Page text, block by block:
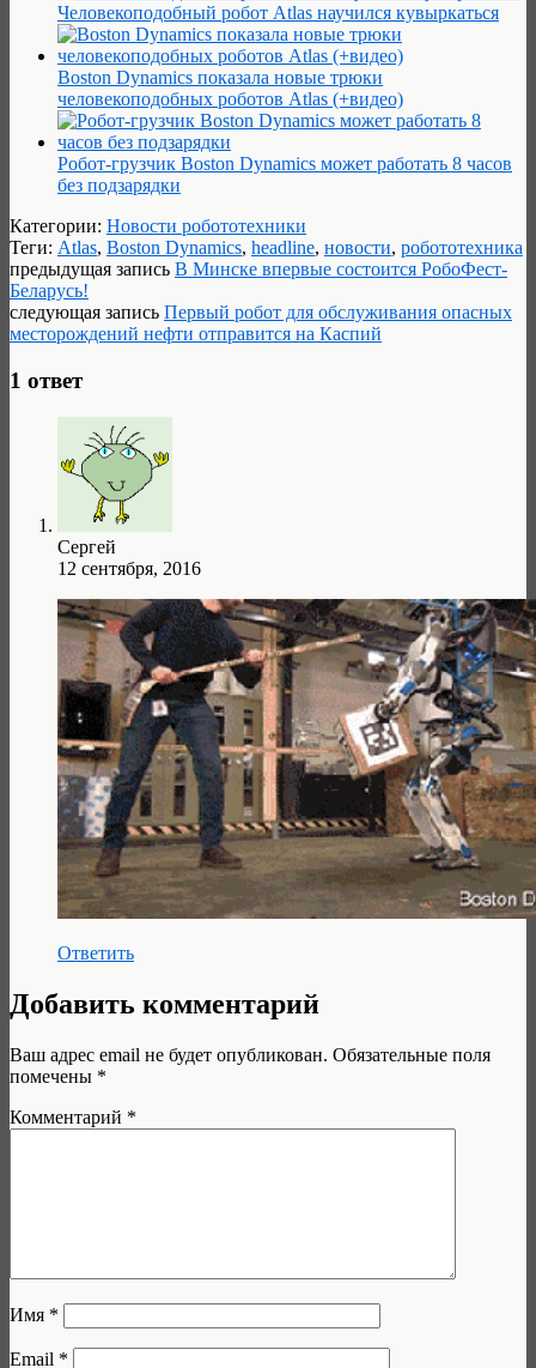
Человекоподобный робот Atlas научился кувыркаться
Boston Dynamics показала новые трюки
человекоподобных роботов Atlas (+видео)
Робот-грузчик Boston Dynamics может работать 8 часов
без подзарядки
Категории: Новости робототехники
Теги: Atlas, Boston Dynamics, headline, новости, робототехника
предыдущая запись В Минске впервые состоится РобоФест-
Беларусь!
следующая запись Первый робот для обслуживания опасных
месторождений нефти отправится на Каспий
1 ответ
Сергей
12 сентября, 2016
Ответить
Добавить комментарий
Ваш адрес email не будет опубликован. Обязательные поля
помечены *
Комментарий *
Имя *
Email *